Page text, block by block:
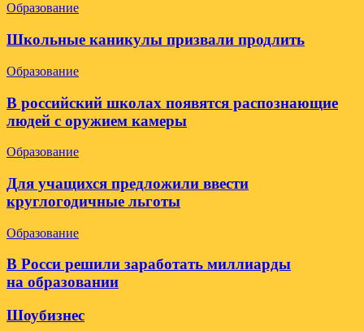
Образование
Школьные каникулы призвали продлить
Образование
В российский школах появятся распознающие
людей с оружием камеры
Образование
Для учащихся предложили ввести
круглогодичные льготы
Образование
В Росси решили заработать миллиарды
на образовании
Шоубизнес